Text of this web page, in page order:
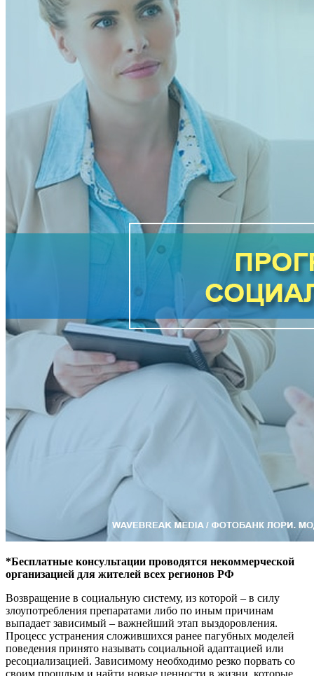
*Бесплатные консультации проводятся некоммерческой
организацией для жителей всех регионов РФ
Возвращение в социальную систему, из которой – в силу
злоупотребления препаратами либо по иным причинам
выпадает зависимый – важнейший этап выздоровления.
Процесс устранения сложившихся ранее пагубных моделей
поведения принято называть социальной адаптацией или
ресоциализацией. Зависимому необходимо резко порвать со
своим прошлым и найти новые ценности в жизни, которые